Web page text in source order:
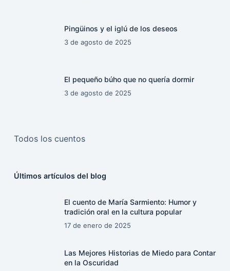
Pingüinos y el iglú de los deseos
3 de agosto de 2025
El pequeño búho que no quería dormir
3 de agosto de 2025
Todos los cuentos
Últimos artículos del blog
El cuento de María Sarmiento: Humor y
tradición oral en la cultura popular
17 de enero de 2025
Las Mejores Historias de Miedo para Contar
en la Oscuridad